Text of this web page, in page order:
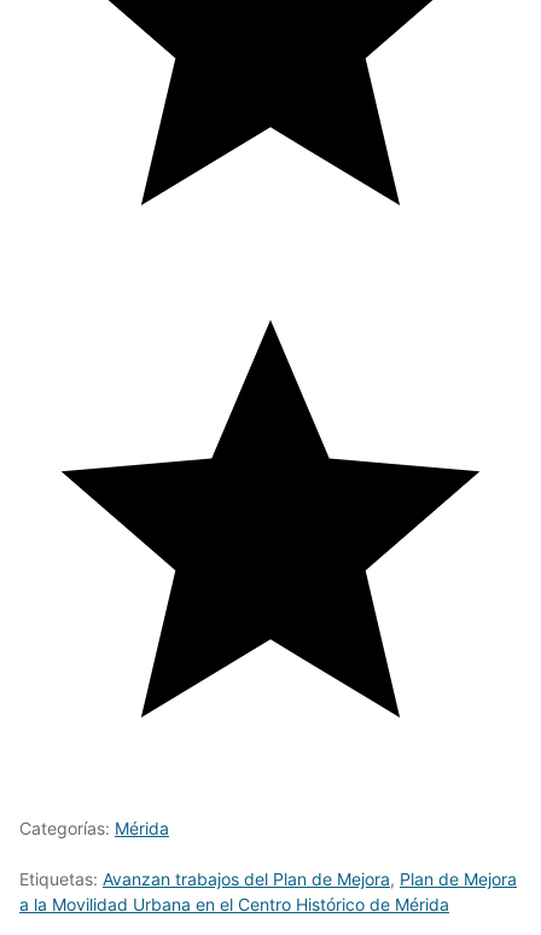
Categorías: Mérida
Etiquetas: Avanzan trabajos del Plan de Mejora, Plan de Mejora
a la Movilidad Urbana en el Centro Histórico de Mérida